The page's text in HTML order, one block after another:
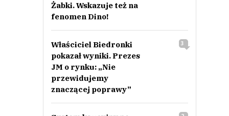
Żabki. Wskazuje też na
fenomen Dino!
Właściciel Biedronki
pokazał wyniki. Prezes
JM o rynku: „Nie
przewidujemy
znaczącej poprawy”
3